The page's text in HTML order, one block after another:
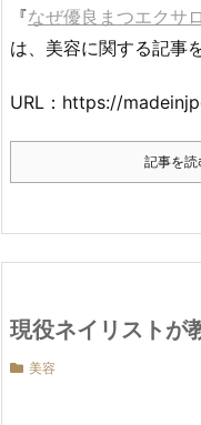
『なぜ優良まつエクサ
は、美容に関する記事
URL：https://
記事を読
現役ネイリストが
美容